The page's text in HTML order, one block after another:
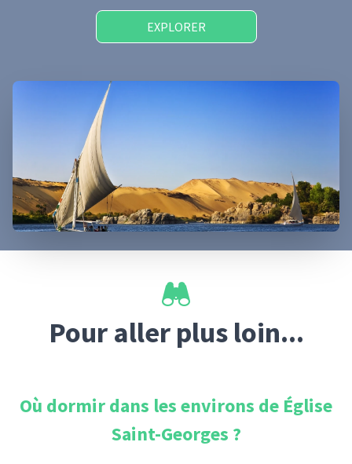
EXPLORER
Pour aller plus loin...
Où dormir dans les environs de Église
Saint-Georges ?